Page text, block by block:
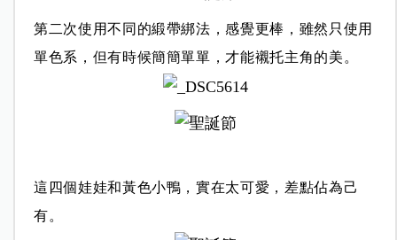
第二次使用不同的緞帶綁法，感覺更棒， 雖然只使用
單色系，但有時候簡簡單單，才能襯托主角的美。
這四個娃娃和黃色小鴨，實在太可愛，差點佔為己
有。